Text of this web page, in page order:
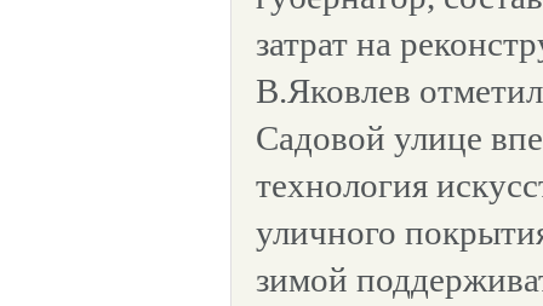
затрат на
В.Яковлев
Садовой улице
технология
уличного
зимой